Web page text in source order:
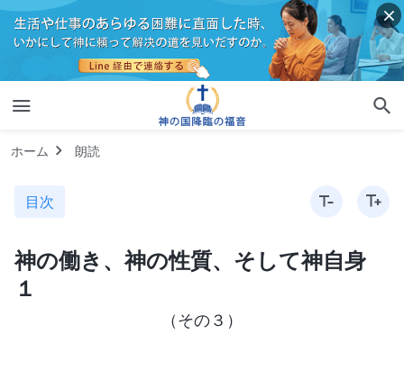
ホーム 朗読
目次
神の働き、神の性質、そして神自身
１
（その３）